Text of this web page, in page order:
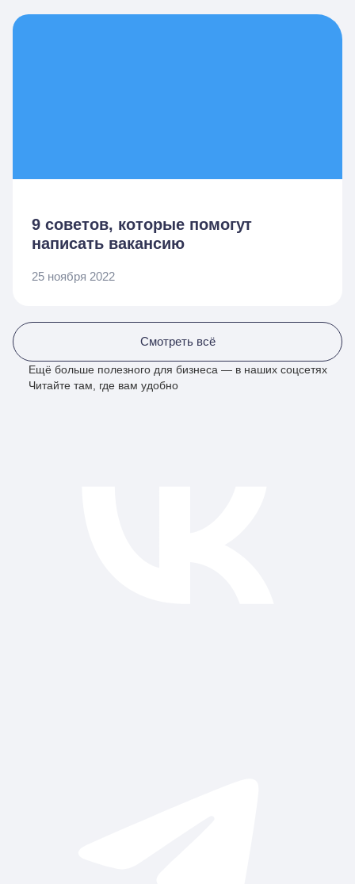
9 советов, которые помогут
написать вакансию
25 ноября 2022
Смотреть всё
Ещё больше полезного для бизнеса — в наших соцсетях
Читайте там, где вам удобно